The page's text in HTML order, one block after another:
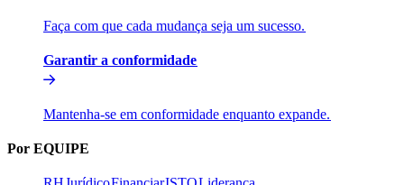
Faça com que cada mudança seja um sucesso.​​
Garantir a conformidade​​
Mantenha-se em conformidade enquanto expande.​​
Por EQUIPE​​